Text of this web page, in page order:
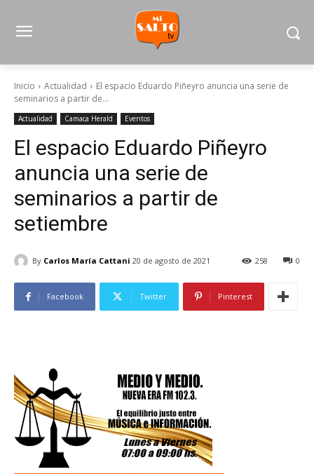
Inicio Actualidad
El espacio Eduardo Piñeyro anuncia una serie de
seminarios a partir de...
Actualidad Camaca Herald Eventos
El espacio Eduardo Piñeyro
anuncia una serie de
seminarios a partir de
setiembre
By Carlos María Cattani 20 de agosto de 2021 0
258
Facebook Twitter Pinterest